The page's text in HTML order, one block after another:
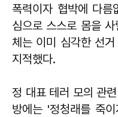
폭력이자 협박에 다
심으로 스스로 몸을
체는 이미 심각한 선
지적했다.
정 대표 테러 모의 관
방에는 '정청래를 죽